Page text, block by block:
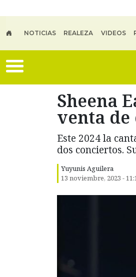
NOTICIAS REALEZA VIDEOS
Sheena
venta
Este 2024 la
dos conciertos.
Yuyunis Aguilera
13 noviembre, 2023 -